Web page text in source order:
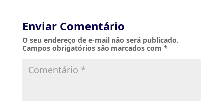
Enviar Comentário
O seu endereço de e-mail não será publicado.
Campos obrigatórios são marcados com *